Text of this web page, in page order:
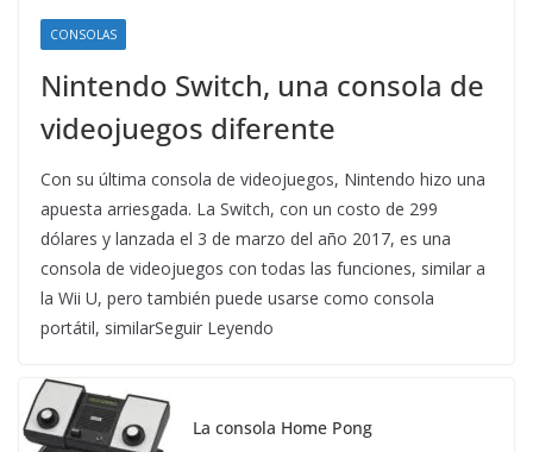
CONSOLAS
Nintendo Switch, una consola de
videojuegos diferente
Con su última consola de videojuegos, Nintendo hizo una
apuesta arriesgada. La Switch, con un costo de 299
dólares y lanzada el 3 de marzo del año 2017, es una
consola de videojuegos con todas las funciones, similar a
la Wii U, pero también puede usarse como consola
portátil, similarSeguir Leyendo
La consola Home Pong